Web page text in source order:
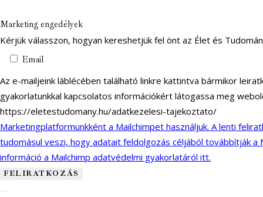
Marketing engedélyek
Kérjük válasszon, hogyan kereshetjük fel önt az Élet és
Email
Az e-mailjeink láblécében található linkre kattintva bármikor
gyakorlatunkkal kapcsolatos információkért látogassa meg
https://eletestudomany.hu/adatkezelesi-tajekoztato/
Marketingplatformunkként a Mailchimpet használjuk. A lenti
tudomásul veszi, hogy adatait feldolgozás céljából továbbítják a
információ a Mailchimp adatvédelmi gyakorlatáról itt.